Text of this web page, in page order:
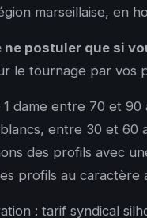
marseillaise, en
ne postuler que si
le tournage par vos
1 dame entre 70 et
entre 30 et 60
des profils avec
profils au
: tarif syndical